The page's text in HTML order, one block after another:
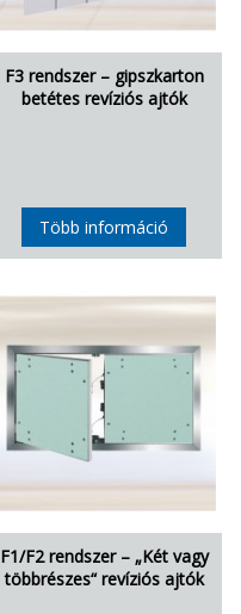
F3 rendszer – gipszkarton
betétes revíziós ajtók
Több információ
F1/F2 rendszer – „Két vagy
többrészes“ revíziós ajtók